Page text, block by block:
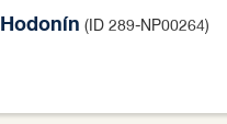
(ID 289-NP00264)